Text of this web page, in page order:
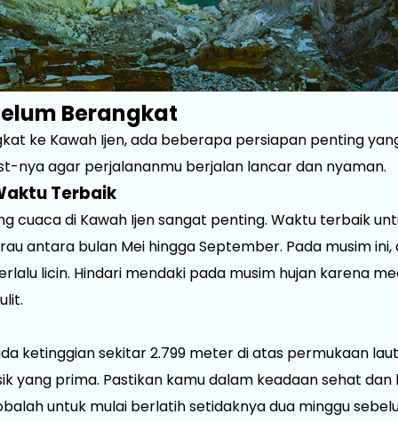
Berangkat
ke Kawah Ijen, ada beberapa persiapan penting
nya agar perjalananmu berjalan lancar dan nyaman.
Terbaik
cuaca di Kawah Ijen sangat penting. Waktu terbaik
antara bulan Mei hingga September. Pada musim
licin. Hindari mendaki pada musim hujan karena
ketinggian sekitar 2.799 meter di atas permukaan
yang prima. Pastikan kamu dalam keadaan sehat dan
untuk mulai berlatih setidaknya dua minggu